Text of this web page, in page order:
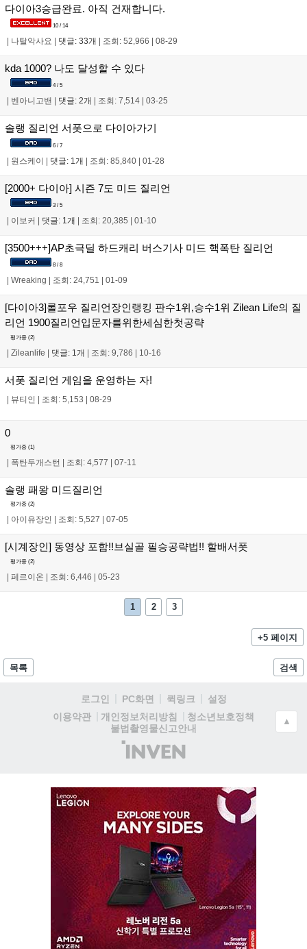
다이아3승급완료. 아직 건재합니다.
10 / 14
나탈악사요 댓글: 33개 조회: 52,966 08-29
kda 1000? 나도 달성할 수 있다
4 / 5
벤아니고밴 댓글: 2개 조회: 7,514 03-25
솔랭 질리언 서폿으로 다이아가기
6 / 7
| 원스케이 | 댓글: 1개 | 조회: 85,840 | 01-28
[2000+ 다이아] 시즌 7도 미드 질리언
3 / 5
이보커 댓글: 1개 조회: 20,385 01-10
[3500+++]AP초극딜 하드캐리 버스기사 미드 핵폭탄 질리언
8 / 8
Wreaking 조회: 24,751 01-09
[다이아3]롤포우 질리언장인랭킹 판수1위,승수1위 Zilean Life의 질
리언 1900질리언입문자를위한세심한첫공략
평가중 (2)
| Zileanlife | 댓글: 1개 | 조회: 9,786 | 10-16
서폿 질리언 게임을 운영하는 자!
| 뷰티인 | 조회: 5,153 | 08-29
0
평가중 (1)
폭탄두개스턴 조회: 4,577 07-11
솔랭 패왕 미드질리언
평가중 (2)
아이유장인 조회: 5,527 07-05
[시계장인] 동영상 포함!!브실골 필승공략법!! 할배서폿
평가중 (2)
| 페르이온 | 조회: 6,446 | 05-23
1 2 3
+5 페이지
목록 검색
로그인 PC화면 퀵링크
설정
이용약관
개인정보처리방침
청소년보호정책
불법촬영물신고안내
(주)
인
▲